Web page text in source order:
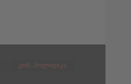
კონ. პოლიტიკა